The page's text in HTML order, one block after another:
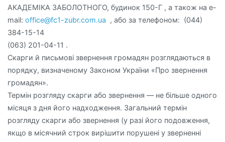
АКАДЕМІКА ЗАБОЛОТНОГО, будинок 150-Г , а також на е-
mail: office@fc1-zubr.com.ua , або за телефоном: (044)
384-15-14
(063) 201-04-11 .
Скарги й письмові звернення громадян розглядаються в
порядку, визначеному Законом України «Про звернення
громадян».
Термін розгляду скарги або звернення — не більше одного
місяця з дня його надходження. Загальний термін
розгляду скарги або звернення (у разі його подовження,
якщо в місячний строк вирішити порушені у зверненні